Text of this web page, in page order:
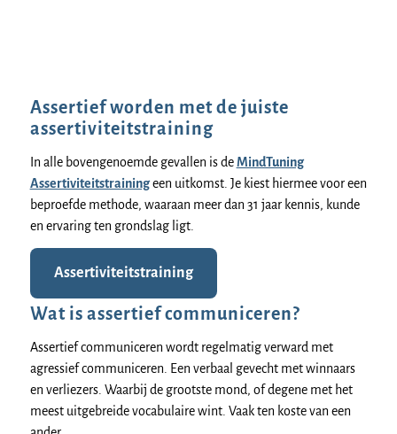
Assertief worden met de juiste
assertiviteitstraining
In alle bovengenoemde gevallen is deMindTuning
Assertiviteitstrainingeen uitkomst. Je kiest hiermee voor een
beproefde methode, waaraan meer dan 31 jaar kennis, kunde
en ervaring ten grondslag ligt.
Assertiviteitstraining
Wat is assertief communiceren?
Assertief communiceren wordt regelmatig verward met
agressief communiceren. Een verbaal gevecht met winnaars
en verliezers. Waarbij de grootste mond, of degene met het
meest uitgebreide vocabulaire wint. Vaak ten koste van een